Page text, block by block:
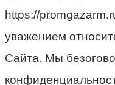
https://
уважением
Сайта. Мы